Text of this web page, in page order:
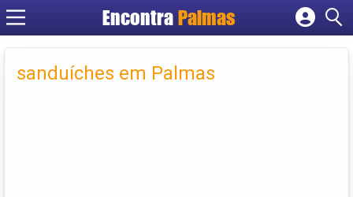
Encontra Palmas
Cadastrar empresa
Criar conta
sanduíches em Palmas